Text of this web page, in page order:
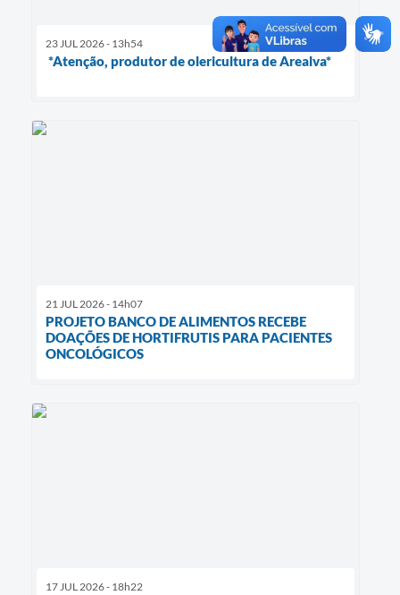
23 JUL 2026 - 13h54
*Atenção, produtor de olericultura de Arealva*
21 JUL 2026 - 14h07
PROJETO BANCO DE ALIMENTOS RECEBE
DOAÇÕES DE HORTIFRUTIS PARA PACIENTES
ONCOLÓGICOS
17 JUL 2026 - 18h22